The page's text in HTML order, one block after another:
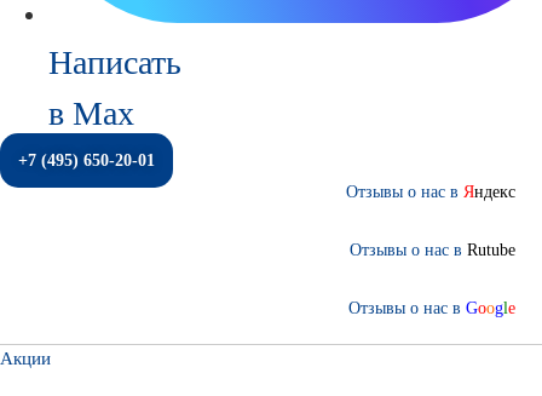
Написать
в Max
+7 (495) 650-20-01
Отзывы о нас в Яндекс
Отзывы о нас в Rutube
Отзывы о нас в Google
Акции